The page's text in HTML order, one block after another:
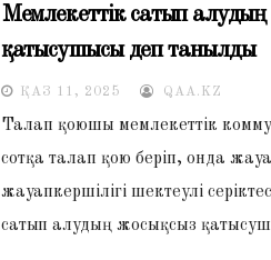
Мемлекеттік сатып
қатысушысы деп танылды
ҚАЗ 11, 2025 QAA.KZ
Талап қоюшы мемлекеттік
сотқа талап қою беріп, онда
жауапкершілігі шектеулі
сатып алудың жосықсыз